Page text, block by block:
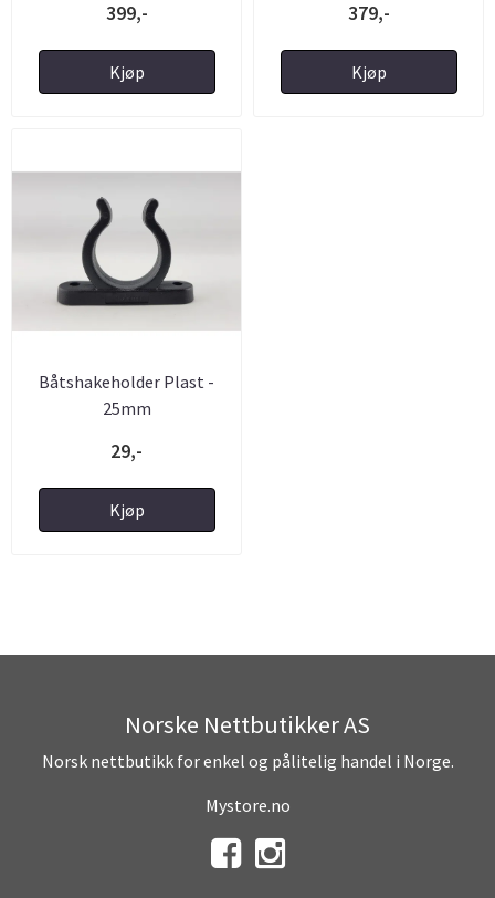
399,-
Kjøp
379,-
Kjøp
Båtshakeholder Plast -
25mm
29,-
Kjøp
Norske Nettbutikker AS
Norsk nettbutikk for enkel og pålitelig handel i Norge.
Mystore.no